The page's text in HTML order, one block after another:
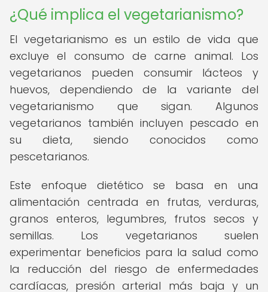
¿Qué implica el vegetarianismo?
El vegetarianismo es un estilo de vida que
excluye el consumo de carne animal. Los
vegetarianos pueden consumir lácteos y
huevos, dependiendo de la variante del
vegetarianismo que sigan. Algunos
vegetarianos también incluyen pescado en
su dieta, siendo conocidos como
pescetarianos.
Este enfoque dietético se basa en una
alimentación centrada en frutas, verduras,
granos enteros, legumbres, frutos secos y
semillas. Los vegetarianos suelen
experimentar beneficios para la salud como
la reducción del riesgo de enfermedades
cardíacas, presión arterial más baja y un